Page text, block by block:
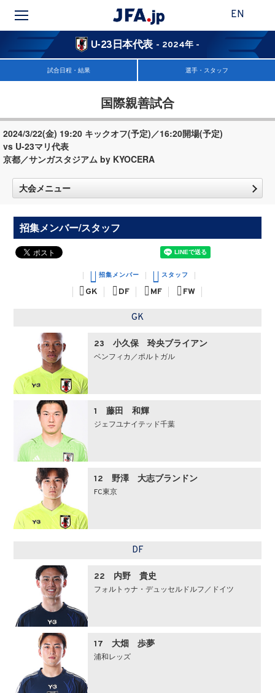
EN
U-23日本代表 - 2024年 -
試合日程・結果 選手・スタッフ
国際親善試合
2024/3/22(金) 19:20 キックオフ(予定)／16:20開場(予定)
vs U-23マリ代表
京都／サンガスタジアム by KYOCERA
大会メニュー
招集メンバー/スタッフ
招集メンバー スタッフ
GK DF MF FW
GK
23 小久保 玲央ブライアン
ベンフィカ／ポルトガル
1 藤田 和輝
ジェフユナイテッド千葉
12 野澤 大志ブランドン
FC東京
DF
22 内野 貴史
フォルトゥナ・デュッセルドルフ／ドイツ
17 大畑 歩夢
浦和レッズ